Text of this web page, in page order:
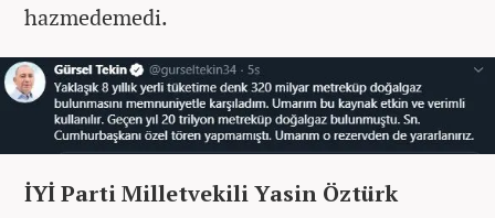
hazmedemedi.
İYİ Parti Milletvekili Yasin Öztürk